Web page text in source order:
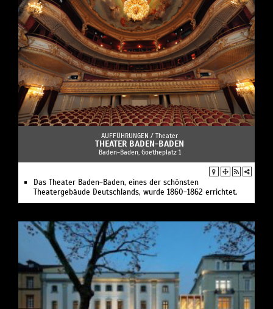
AUFFÜHRUNGEN / Theater
THEATER BADEN-BADEN
Baden-Baden, Goetheplatz 1
Das Theater Baden-Baden, eines der schönsten
Theatergebäude Deutschlands, wurde 1860-1862 errichtet.